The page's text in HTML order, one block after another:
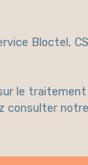
Bloctel,
le
consulter notre